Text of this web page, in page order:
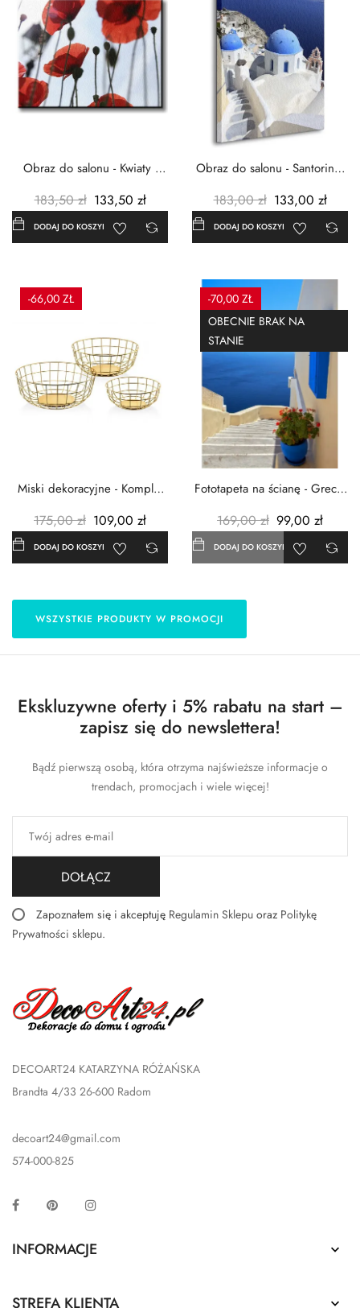
Obraz do salonu - Kwiaty -
183,50 zł 133,50 zł
DODAJ DO KOSZYKA
Obraz do salonu - Santorini -
183,00 zł 133,00 zł
DODAJ DO KOSZYKA
-66,00 ZŁ
Miski dekoracyjne - Komplet
175,00 zł 109,00 zł
DODAJ DO KOSZYKA
-70,00 ZŁ
OBECNIE BRAK NA
STANIE
Fototapeta na ścianę - Grecja
169,00 zł 99,00 zł
DODAJ DO KOSZYKA
WSZYSTKIE PRODUKTY W PROMOCJI
Ekskluzywne oferty i 5% rabatu na start –
zapisz się do newslettera!
Bądź pierwszą osobą, która otrzyma najświeższe informacje o
trendach, promocjach i wiele więcej!
DOŁĄCZ
Zapoznałem się i akceptuję Regulamin Sklepu oraz Politykę
Prywatności sklepu.
DECOART24 KATARZYNA RÓŻAŃSKA
Brandta 4/33 26-600 Radom
decoart24@gmail.com
574-000-825
Facebook Pinterest
INFORMACJE 
STREFA KLIENTA 